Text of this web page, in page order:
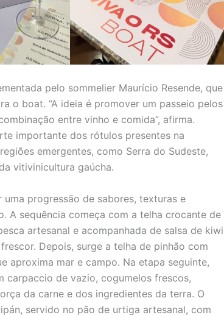
pelo sommelier Maurício Resende, que
o boat. “A ideia é promover um passeio pelos
entre vinho e comida”, afirma.
importante dos rótulos presentes na
emergentes, como Serra do Sudeste,
vitivinicultura gaúcha.
progressão de sabores, texturas e
A sequência começa com a telha crocante de
artesanal e acompanhada de salsa de kiwi
Depois, surge a telha de pinhão com
aproxima mar e campo. Na etapa seguinte,
carpaccio de vazio, cogumelos frescos,
da carne e dos ingredientes da terra. O
servido no pão de urtiga artesanal, com